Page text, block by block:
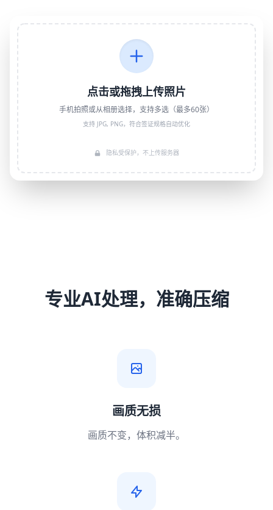
点击或拖拽上传照片
手机拍照或从相册选择，支持多选（最多60张）
支持 JPG, PNG，符合签证规格自动优化
隐私受保护，不上传服务器
专业AI处理，准确压缩
画质无损
画质不变，体积减半。